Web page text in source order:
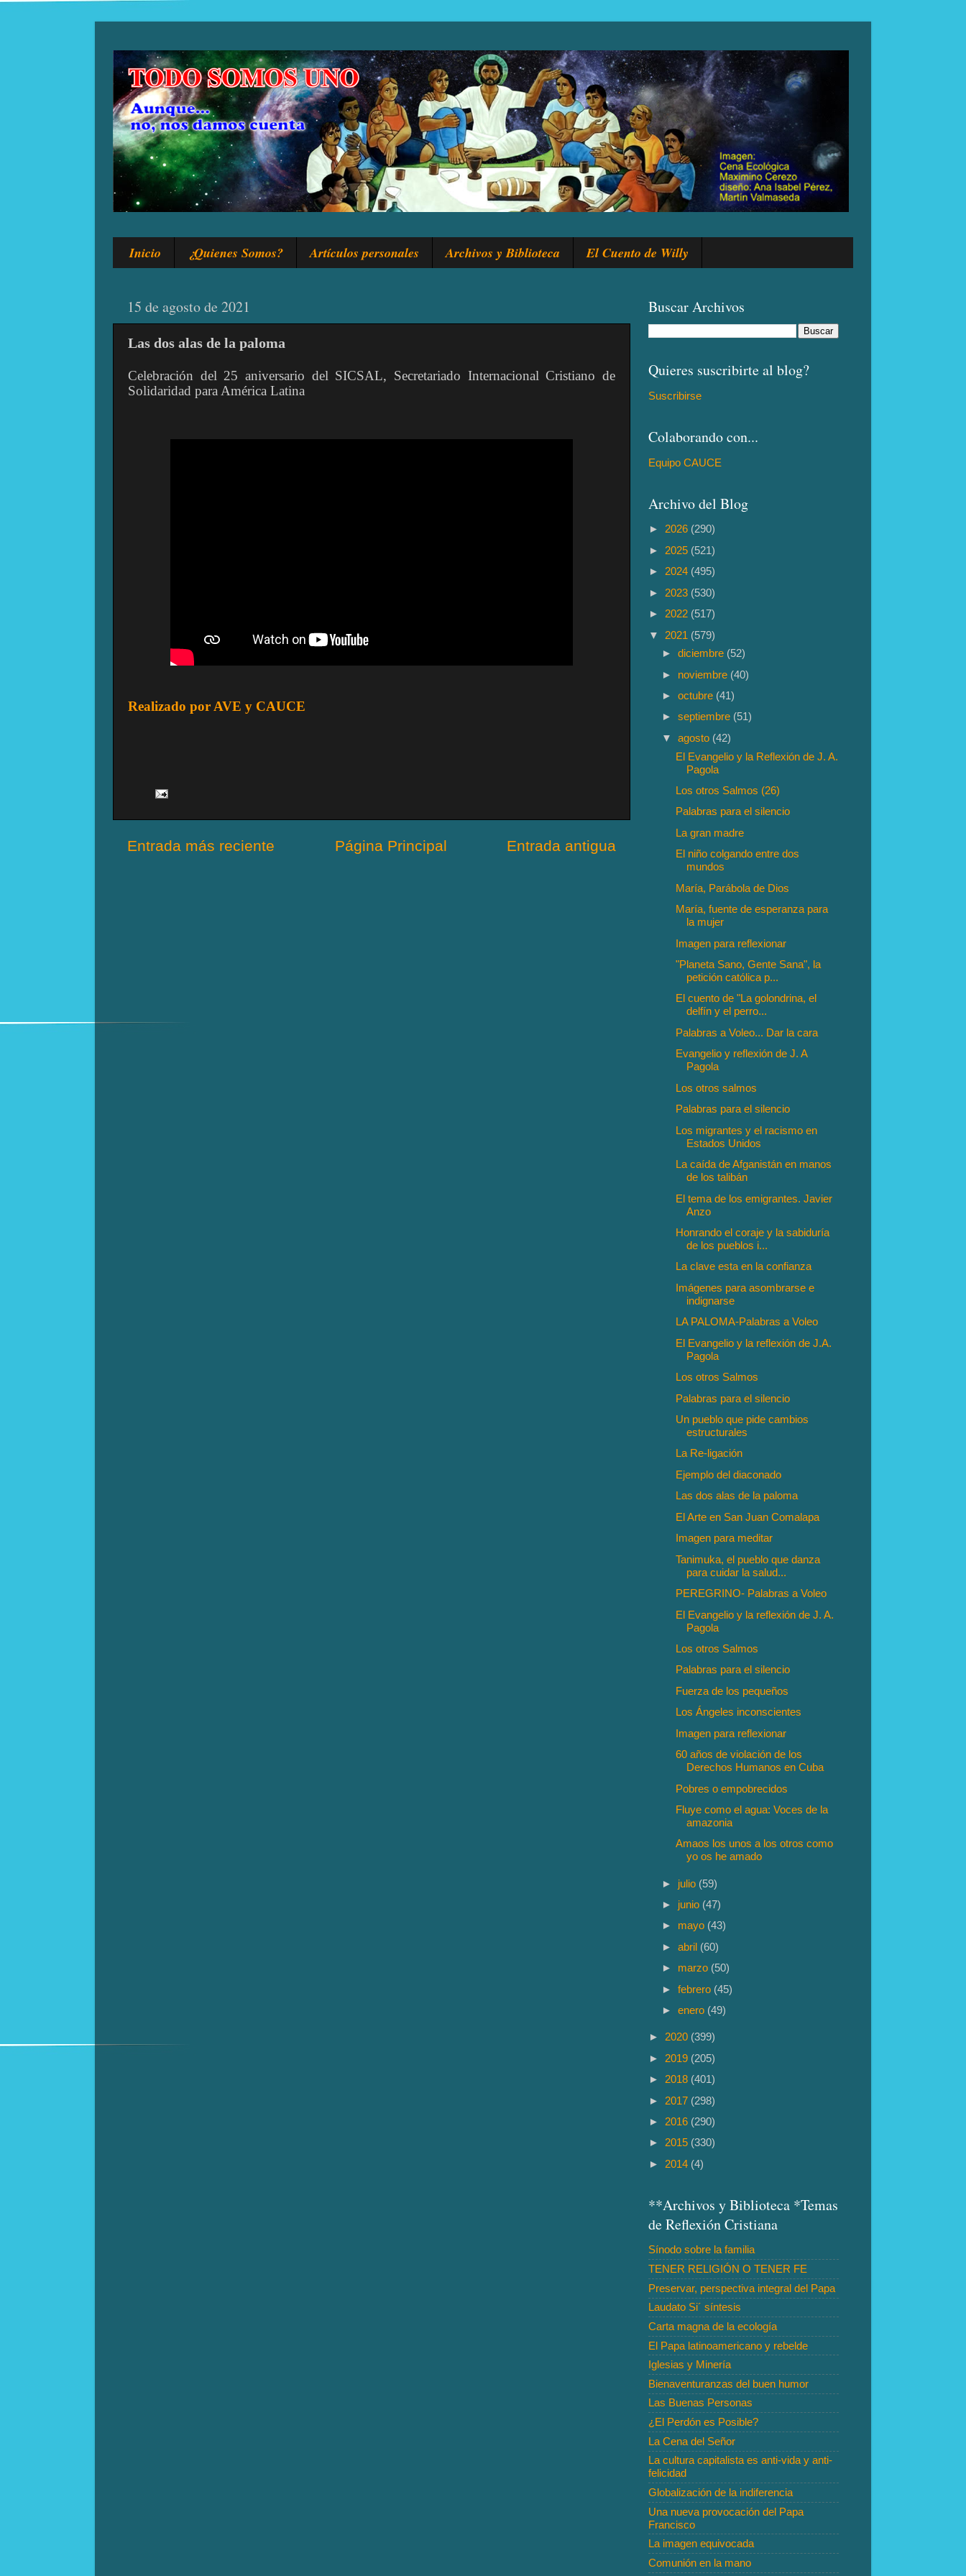
Inicio ¿Quienes Somos? Artículos personales Archivos y Biblioteca El Cuento de Willy
15 de agosto de 2021
Las dos alas de la paloma
Celebración del 25 aniversario del SICSAL, Secretariado Internacional Cristiano de
Solidaridad para América Latina
Realizado por AVE y CAUCE
Entrada más reciente Entrada antigua
Página Principal
Buscar Archivos
Quieres suscribirte al blog?
Suscribirse
Colaborando con...
Equipo CAUCE
Archivo del Blog
► 2026 (290)
► 2025 (521)
► 2024 (495)
► 2023 (530)
► 2022 (517)
▼ 2021 (579)
►diciembre (52)
► noviembre (40)
►octubre (41)
►septiembre (51)
▼agosto (42)
El Evangelio y la Reflexión de J. A.
Pagola
Los otros Salmos (26)
Palabras para el silencio
La gran madre
El niño colgando entre dos
mundos
María, Parábola de Dios
María, fuente de esperanza para
la mujer
Imagen para reflexionar
"Planeta Sano, Gente Sana", la
petición católica p...
El cuento de "La golondrina, el
delfín y el perro...
Palabras a Voleo... Dar la cara
Evangelio y reflexión de J. A
Pagola
Los otros salmos
Palabras para el silencio
Los migrantes y el racismo en
Estados Unidos
La caída de Afganistán en manos
de los talibán
El tema de los emigrantes. Javier
Anzo
Honrando el coraje y la sabiduría
de los pueblos i...
La clave esta en la confianza
Imágenes para asombrarse e
indignarse
LA PALOMA-Palabras a Voleo
El Evangelio y la reflexión de J.A.
Pagola
Los otros Salmos
Palabras para el silencio
Un pueblo que pide cambios
estructurales
La Re-ligación
Ejemplo del diaconado
Las dos alas de la paloma
El Arte en San Juan Comalapa
Imagen para meditar
Tanimuka, el pueblo que danza
para cuidar la salud...
PEREGRINO- Palabras a Voleo
El Evangelio y la reflexión de J. A.
Pagola
Los otros Salmos
Palabras para el silencio
Fuerza de los pequeños
Los Ángeles inconscientes
Imagen para reflexionar
60 años de violación de los
Derechos Humanos en Cuba
Pobres o empobrecidos
Fluye como el agua: Voces de la
amazonia
Amaos los unos a los otros como
yo os he amado
► julio (59)
► junio (47)
► mayo (43)
►abril (60)
► marzo (50)
►febrero (45)
►enero (49)
► 2020 (399)
► 2019 (205)
► 2018 (401)
► 2017 (298)
► 2016 (290)
► 2015 (330)
► 2014 (4)
**Archivos y Biblioteca *Temas
de Reflexión Cristiana
Sínodo sobre la familia
TENER RELIGIÓN O TENER FE
Preservar, perspectiva integral del Papa
Laudato Si´ síntesis
Carta magna de la ecología
El Papa latinoamericano y rebelde
Iglesias y Minería
Bienaventuranzas del buen humor
Las Buenas Personas
¿El Perdón es Posible?
La Cena del Señor
La cultura capitalista es anti-vida y anti-
felicidad
Globalización de la indiferencia
Una nueva provocación del Papa
Francisco
La imagen equivocada
Comunión en la mano